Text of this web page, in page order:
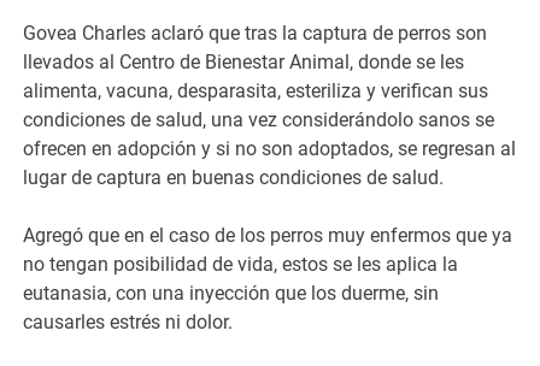
Govea Charles aclaró que tras la captura de perros son
llevados al Centro de Bienestar Animal, donde se les
alimenta, vacuna, desparasita, esteriliza y verifican sus
condiciones de salud, una vez considerándolo sanos se
ofrecen en adopción y si no son adoptados, se regresan al
lugar de captura en buenas condiciones de salud.
Agregó que en el caso de los perros muy enfermos que ya
no tengan posibilidad de vida, estos se les aplica la
eutanasia, con una inyección que los duerme, sin
causarles estrés ni dolor.